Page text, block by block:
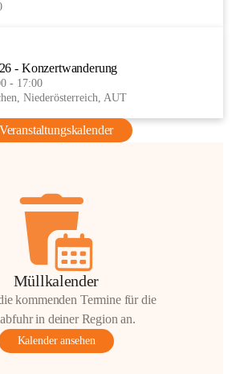
- Konzertwanderung
- 17:00
Niederösterreich, AUT
Veranstaltungskalender
Müllkalender
kommenden Termine für die
in deiner Region an.
Kalender ansehen